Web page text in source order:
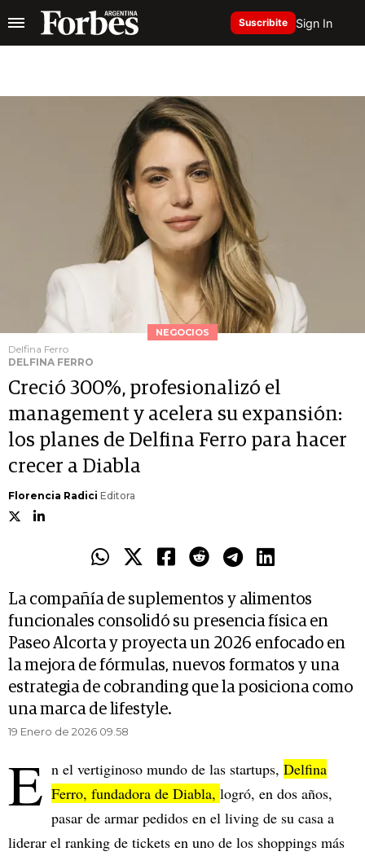
Suscribite Sign In
NEGOCIOS
Delfina Ferro
DELFINA FERRO
Creció 300%, profesionalizó el
management y acelera su expansión:
los planes de Delfina Ferro para hacer
crecer a Diabla
Florencia Radici Editora
La compañía de suplementos y alimentos
funcionales consolidó su presencia física en
Paseo Alcorta y proyecta un 2026 enfocado en
la mejora de fórmulas, nuevos formatos y una
estrategia de cobranding que la posiciona como
una marca de lifestyle.
19 Enero de 2026 09.58
E n el vertiginoso mundo de las startups, Delfina
Ferro, fundadora de Diabla, logró, en dos años,
pasar de armar pedidos en el living de su casa a
liderar el ranking de tickets en uno de los shoppings más